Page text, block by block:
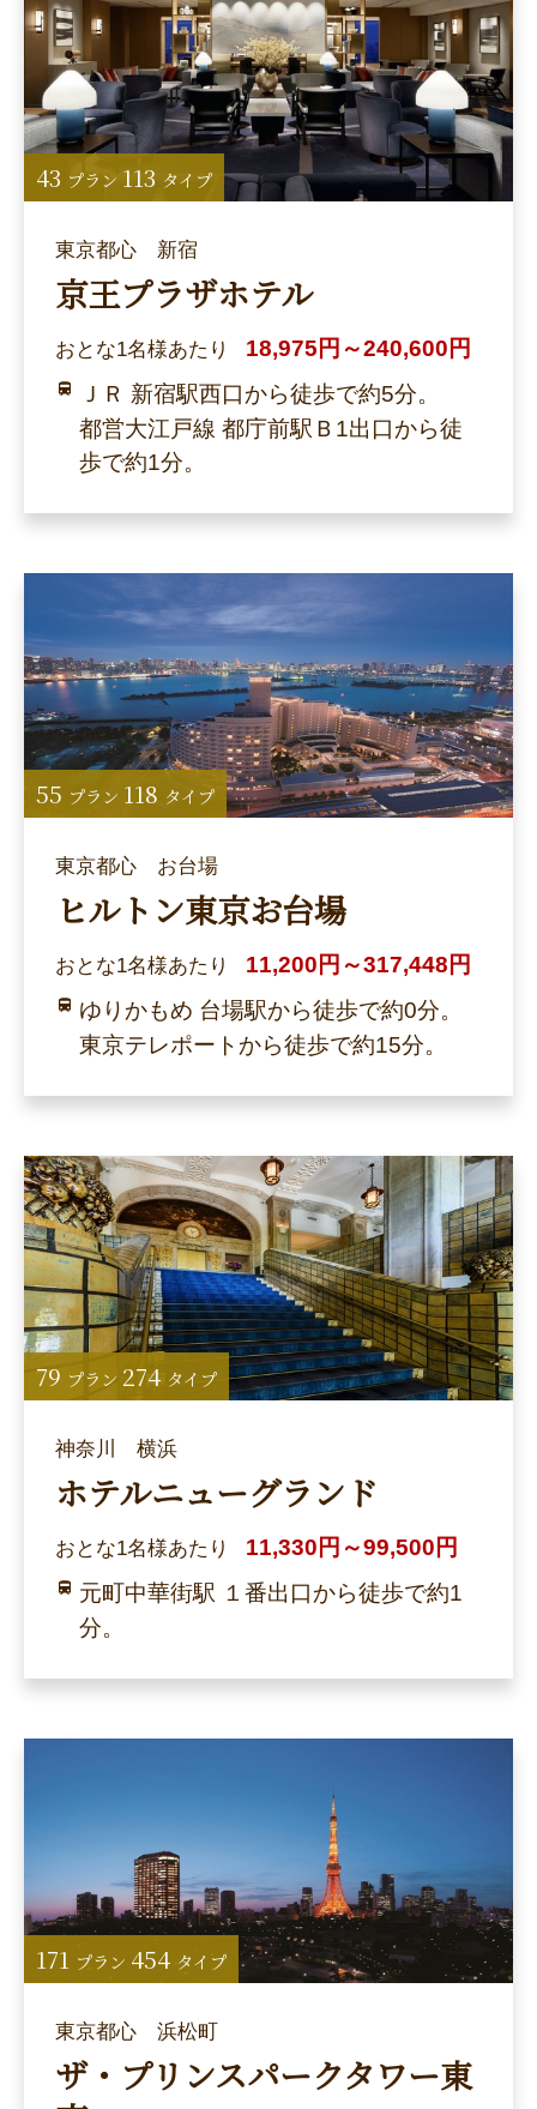
東京都心 新宿
京王プラザホテル
おとな1名様あたり
18,975円～240,600円
ＪＲ 新宿駅西口から徒歩で約5分。
都営大江戸線 都庁前駅Ｂ1出口から徒
歩で約1分。
43 プラン 113 タイプ
東京都心 お台場
ヒルトン東京お台場
おとな1名様あたり
11,200円～317,448円
ゆりかもめ 台場駅から徒歩で約0分。
東京テレポートから徒歩で約15分。
55 プラン 118 タイプ
神奈川 横浜
ホテルニューグランド
おとな1名様あたり
11,330円～99,500円
元町中華街駅 １番出口から徒歩で約1
分。
79 プラン 274 タイプ
東京都心 浜松町
ザ・プリンスパークタワー東
171 プラン 454 タイプ